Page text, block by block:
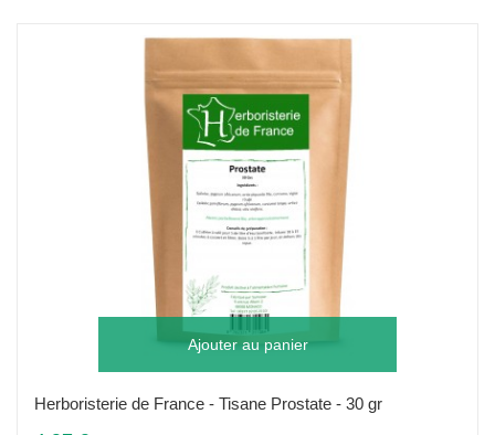
Ajouter au panier
Herboristerie de France - Tisane Prostate - 30 gr